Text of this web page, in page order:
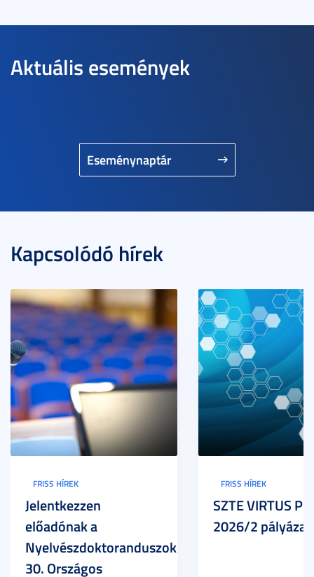
Aktuális események
Eseménynaptár
Kapcsolódó hírek
FRISS HÍREK
Jelentkezzen
előadónak a
Nyelvészdoktoranduszok
30. Országos
FRISS HÍREK
SZTE VIRTUS
2026/2